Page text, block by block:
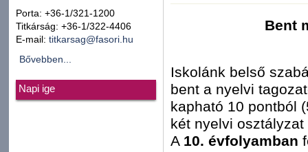
Porta: +36-1/321-1200
Titkárság: +36-1/322-4406
E-mail: titkarsag@fasori.hu
Bővebben...
Napi ige
Bent
Iskolánk belső
bent a nyelvi
kapható 10 pontból
két nyelvi
A 10. évfolyamban